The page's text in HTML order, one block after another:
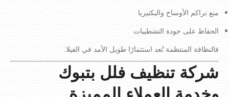
منع تراكم الأوساخ والبكتيريا
الحفاظ على جودة التشطيبات
فالنظافة المنتظمة تُعد استثمارًا طويل الأمد في الفيلا.
شركة تنظيف فلل بتبوك